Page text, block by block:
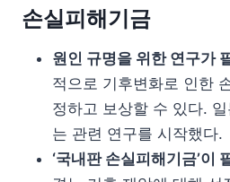
손실피해기금
원인 규명을 위한 연구가
적으로 기후변화로 인한
정하고 보상할 수 있다.
는 관련 연구를 시작했다.
‘국내판 손실피해기금’이